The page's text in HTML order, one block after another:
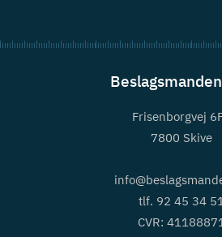
Frisenborgvej
7800 Skive
tlf. 92 45 34
CVR: